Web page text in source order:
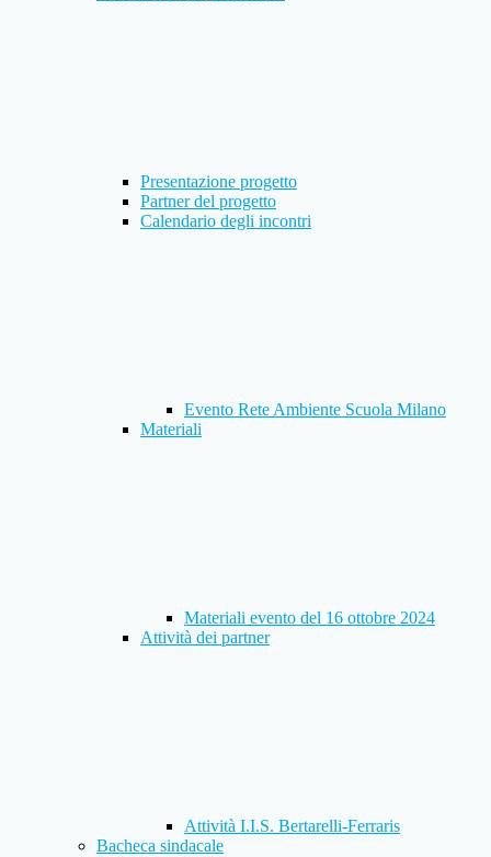
Presentazione progetto
Partner del progetto
Calendario degli incontri
Evento Rete Ambiente Scuola Milano
Materiali
Materiali evento del 16 ottobre 2024
Attività dei partner
Attività I.I.S. Bertarelli-Ferraris
Bacheca sindacale